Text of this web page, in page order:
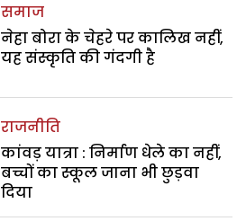
समाज
नेहा बोरा के चेहरे पर कालिख नहीं,
यह संस्कृति की गंदगी है
राजनीति
कांवड़ यात्रा : निर्माण धेले का नहीं,
बच्चों का स्कूल जाना भी छुड़वा
दिया